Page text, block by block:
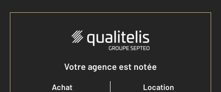
Votre agence est notée
Achat
Location